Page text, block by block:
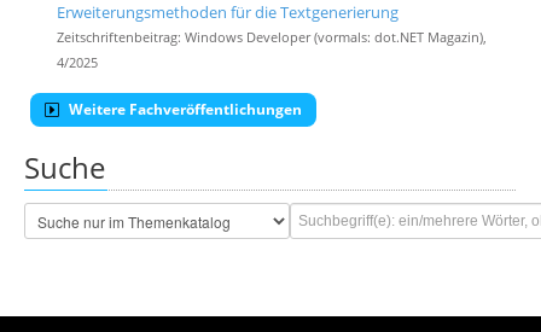
Erweiterungsmethoden für die Textgenerierung
Zeitschriftenbeitrag: Windows Developer (vormals: dot.NET Magazin),
4/2025
Weitere Fachveröffentlichungen
Suche